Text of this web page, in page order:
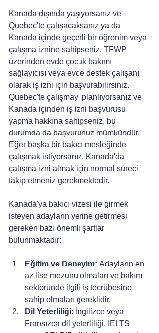
Kanada dışında yaşıyorsanız ve
Quebec'te çalışacaksanız ya da
Kanada içinde geçerli bir öğrenim veya
çalışma iznine sahipseniz, TFWP
üzerinden evde çocuk bakımı
sağlayıcısı veya evde destek çalışanı
olarak iş izni için başvurabilirsiniz.
Quebec'te çalışmayı planlıyorsanız ve
Kanada içinden iş izni başvurusu
yapma hakkına sahipseniz, bu
durumda da başvurunuz mümkündür.
Eğer başka bir bakıcı mesleğinde
çalışmak istiyorsanız, Kanada'da
çalışma izni almak için normal süreci
takip etmeniz gerekmektedir.
Kanada'ya bakıcı vizesi ile girmek
isteyen adayların yerine getirmesi
gereken bazı önemli şartlar
bulunmaktadır:
Eğitim ve Deneyim: Adayların en
az lise mezunu olmaları ve bakım
sektöründe ilgili iş tecrübesine
sahip olmaları gereklidir.
Dil Yeterliliği: İngilizce veya
Fransızca dil yeterliliği, IELTS